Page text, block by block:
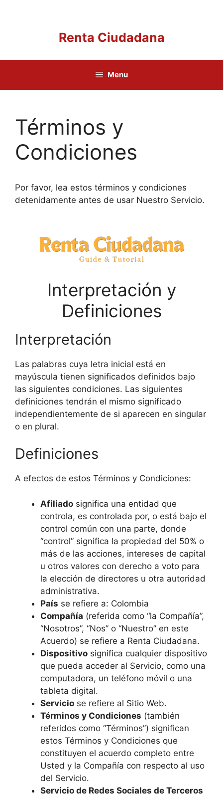
Renta Ciudadana
Menu
Términos y
Condiciones
Por favor, lea estos términos y condiciones
detenidamente antes de usar Nuestro Servicio.
Interpretación y
Definiciones
Interpretación
Las palabras cuya letra inicial está en
mayúscula tienen significados definidos bajo
las siguientes condiciones. Las siguientes
definiciones tendrán el mismo significado
independientemente de si aparecen en singular
o en plural.
Definiciones
A efectos de estos Términos y Condiciones:
Afiliado significa una entidad que
controla, es controlada por, o está bajo el
control común con una parte, donde
“control” significa la propiedad del 50% o
más de las acciones, intereses de capital
u otros valores con derecho a voto para
la elección de directores u otra autoridad
administrativa.
País se refiere a: Colombia
Compañía (referida como “la Compañía”,
“Nosotros”, “Nos” o “Nuestro” en este
Acuerdo) se refiere a Renta Ciudadana.
Dispositivo significa cualquier dispositivo
que pueda acceder al Servicio, como una
computadora, un teléfono móvil o una
tableta digital.
Servicio se refiere al Sitio Web.
Términos y Condiciones (también
referidos como “Términos”) significan
estos Términos y Condiciones que
constituyen el acuerdo completo entre
Usted y la Compañía con respecto al uso
del Servicio.
Servicio de Redes Sociales de Terceros